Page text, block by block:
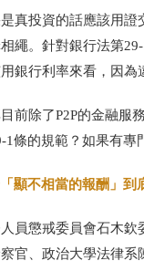
真投資的話應該用
繩。針對銀行法第
銀行利率來看，因為
前除了P2P的金融服
1條的規範？ 如果有專
顯不相當的報酬」到
員懲戒委員會石木欽
官、政治大學法律系